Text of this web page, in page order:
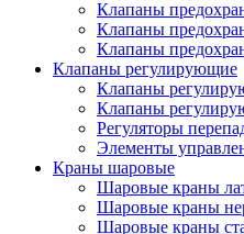
Клапаны
Клапаны
Клапаны
Клапаны регулирующие
Клапаны
Клапаны
Регуляторы
Элементы
Краны шаровые
Шаровые краны
Шаровые краны
Шаровые краны